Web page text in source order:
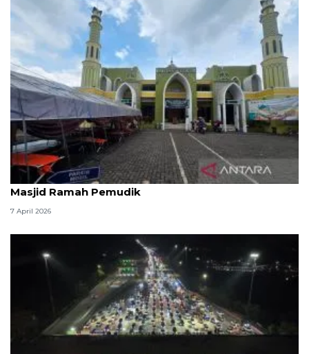
Kemenag: 3,5 juta orang manfaatkan layanan
Masjid Ramah Pemudik
7 April 2026